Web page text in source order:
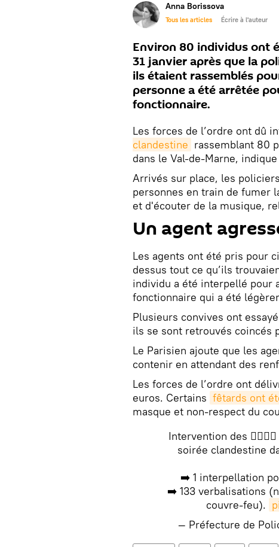
Anna Borissova
Tous les articles Écrire à l'auteur
Environ 80 individus ont
31 janvier après que la
ils étaient rassemblés
personne a été arrêtée
fonctionnaire.
Les forces de l’ordre ont dû
clandestine rassemblant 80
dans le Val-de-Marne,
Arrivés sur place, les
personnes en train de fumer
et d'écouter de la musique,
Un agent
Les agents ont été pris pour
dessus tout ce qu’ils
individu a été interpellé pour
fonctionnaire qui a été
Plusieurs convives ont
ils se sont retrouvés coincés
Le Parisien ajoute que les
contenir en attendant des
Les forces de l’ordre ont
euros. Certains fêtards ont
masque et non-respect du
Intervention des
soirée clandestine
➡️ 1 interpellation
➡️ 133 verbalisations
couvre-feu).
— Préfecture de